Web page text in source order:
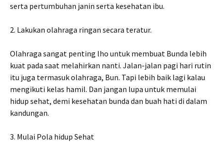
serta pertumbuhan janin serta kesehatan ibu.
2. Lakukan olahraga ringan secara teratur.
Olahraga sangat penting lho untuk membuat Bunda lebih
kuat pada saat melahirkan nanti. Jalan-jalan pagi hari rutin
itu juga termasuk olahraga, Bun. Tapi lebih baik lagi kalau
mengikuti kelas hamil. Dan jangan lupa untuk memulai
hidup sehat, demi kesehatan bunda dan buah hati di dalam
kandungan.
3. Mulai Pola hidup Sehat